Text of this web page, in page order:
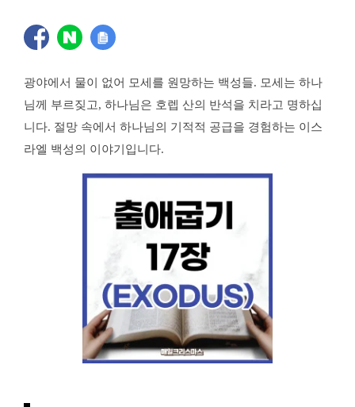
광야에서 물이 없어 모세를 원망하는 백성들. 모세는 하나
님께 부르짖고, 하나님은 호렙 산의 반석을 치라고 명하십
니다. 절망 속에서 하나님의 기적적 공급을 경험하는 이스
라엘 백성의 이야기입니다.